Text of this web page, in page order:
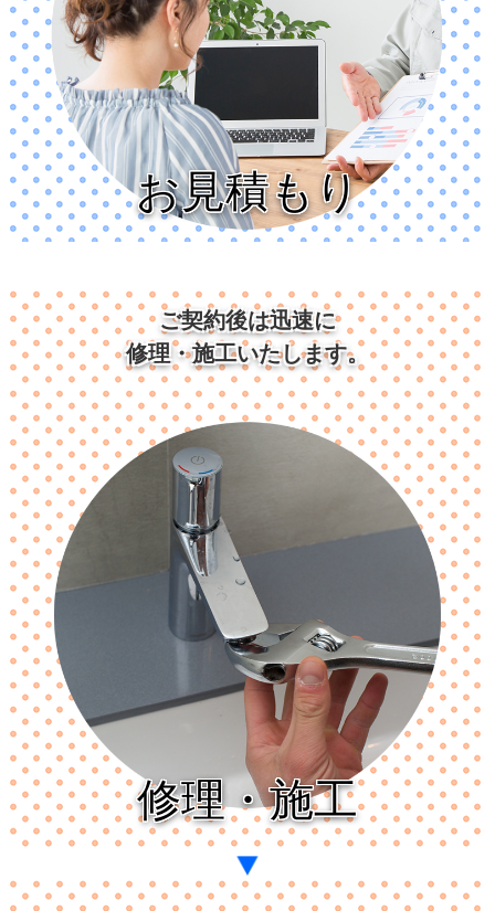
お見積もり
ご契約後は迅速に
修理・施工いたします。
修理・施工